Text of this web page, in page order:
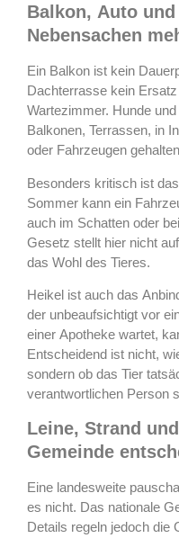
Balkon, Auto
Nebensachen
Ein Balkon ist kein
Dachterrasse kein
Wartezimmer. Hunde
Balkonen, Terrassen, in
oder Fahrzeugen
Besonders kritisch ist
Sommer kann ein
auch im Schatten oder
Gesetz stellt hier nicht
das Wohl des Tieres.
Heikel ist auch das
der unbeaufsichtigt vor
einer Apotheke wartet,
Entscheidend ist nicht,
sondern ob das Tier
verantwortlichen Person
Leine, Strand
Gemeinde
Eine landesweite
es nicht. Das nationale
Details regeln jedoch die